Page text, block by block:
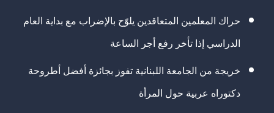
حراك المعلمين المتعاقدين يلوّح بالإضراب مع بداية العام
الدراسي إذا تأخر رفع أجر الساعة
خريجة من الجامعة اللبنانية تفوز بجائزة أفضل أطروحة
دكتوراه عربية حول المرأة